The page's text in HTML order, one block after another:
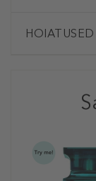
HOIATUSED